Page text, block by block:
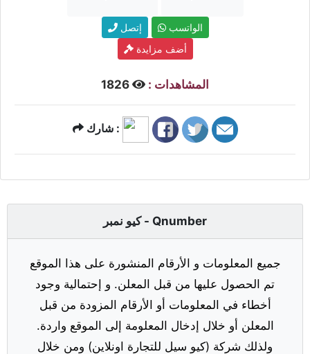
إتصل
الواتسب
أضف مزايدة
المشاهدات :
شارك :
كيو نمبر - Qnumber
جميع المعلومات و الأرقام المنشورة على هذا الموقع
تم الحصول عليها من قبل المعلن. و إحتمالية وجود
أخطاء في المعلومات أو الأرقام المزودة من قبل
المعلن أو خلال إدخال المعلومة إلى الموقع واردة.
ولذلك شركة (كيو سيل للتجارة اونلاين) ومن خلال